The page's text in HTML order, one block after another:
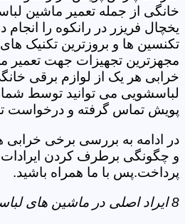
خانگی از جمله تعمیر ماشین
یخچال فریزر در رانکوه را انجام
تکنسین ها و بروزترین تکنیک
مجهزترین تجهیزات جهت
خرابی هر یک از لوازم برقی
لباسشویی می توانید توسط
پویش تماس گرفته و درخواست
در ادامه به بررسی برخی
و چگونگی برطرف کردن ایرادات
پرداخت.پس با ما همراه باشید.
8 ایراد اصلی در ماشین های لباسشویی